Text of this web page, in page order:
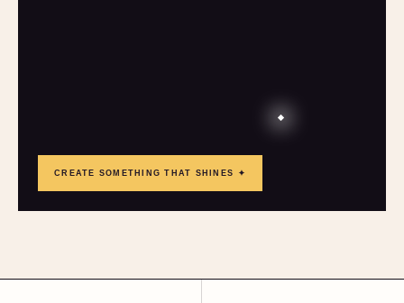
CREATE SOMETHING THAT SHINES ✦